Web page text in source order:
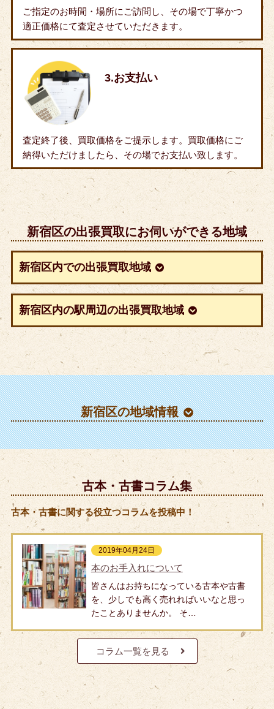
ご指定のお時間・場所にご訪問し、その場で丁寧かつ
適正価格にて査定させていただきます。
3.お支払い
査定終了後、買取価格をご提示します。買取価格にご
納得いただけましたら、その場でお支払い致します。
新宿区の出張買取にお伺いができる地域
新宿区内での出張買取地域
新宿区内の駅周辺の出張買取地域
新宿区の地域情報
古本・古書コラム集
古本・古書に関する役立つコラムを投稿中！
2019年04月24日
本のお手入れについて
皆さんはお持ちになっている古本や古書
を、少しでも高く売れればいいなと思っ
たことありませんか。 そ…
コラム一覧を見る